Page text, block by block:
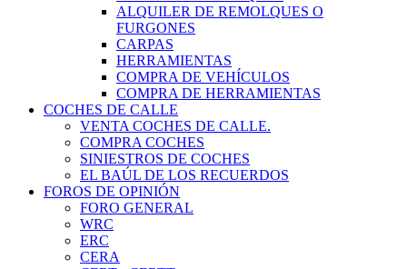
ALQUILER DE REMOLQUES O
FURGONES
CARPAS
HERRAMIENTAS
COMPRA DE VEHÍCULOS
COMPRA DE HERRAMIENTAS
COCHES DE CALLE
VENTA COCHES DE CALLE.
COMPRA COCHES
SINIESTROS DE COCHES
EL BAÚL DE LOS RECUERDOS
FOROS DE OPINIÓN
FORO GENERAL
WRC
ERC
CERA